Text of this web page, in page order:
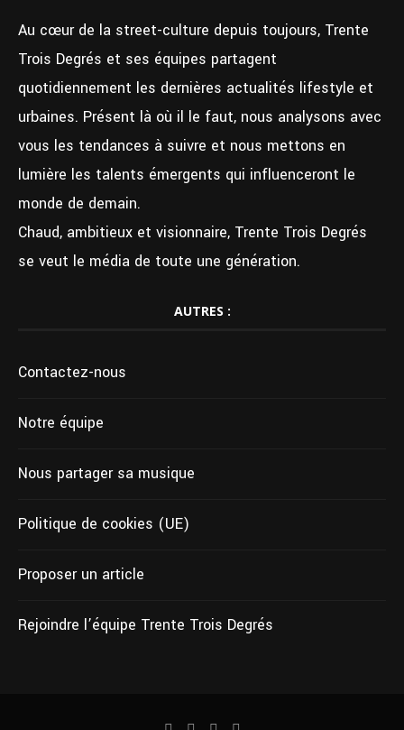
Au cœur de la street-culture depuis toujours, Trente
Trois Degrés et ses équipes partagent
quotidiennement les dernières actualités lifestyle et
urbaines. Présent là où il le faut, nous analysons avec
vous les tendances à suivre et nous mettons en
lumière les talents émergents qui influenceront le
monde de demain.
Chaud, ambitieux et visionnaire, Trente Trois Degrés
se veut le média de toute une génération.
AUTRES :
Contactez-nous
Notre équipe
Nous partager sa musique
Politique de cookies (UE)
Proposer un article
Rejoindre l’équipe Trente Trois Degrés